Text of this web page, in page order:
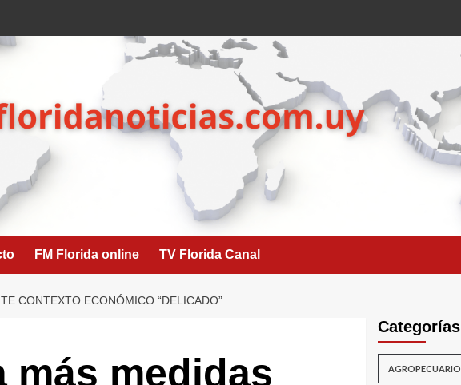
FM Florida online TV Florida Canal
CONTEXTO ECONÓMICO “DELICADO”
más medidas
Categorías
AGROPECUARIO